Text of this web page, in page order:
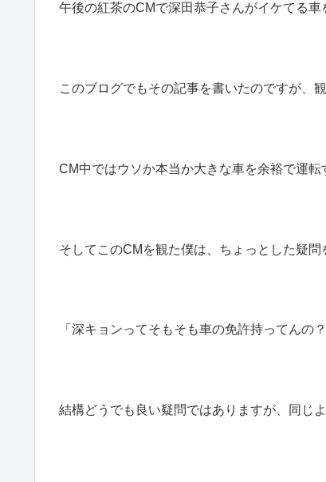
午後の紅茶のCMで深田恭子さんがイケてる
このブログでもその記事を書いたのですが、
CM中ではウソか本当か大きな車を余裕で運転
そしてこのCMを観た僕は、ちょっとした疑問
「深キョンってそもそも車の免許持ってんの
結構どうでも良い疑問ではありますが、同じ